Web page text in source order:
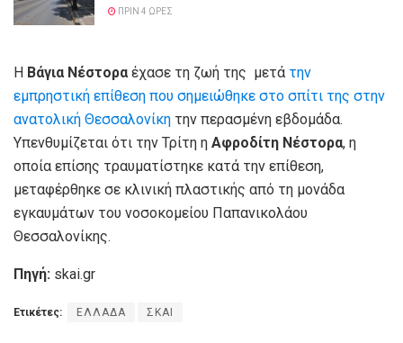
ΠΡΙΝ 4 ΏΡΕΣ
Η Βάγια Νέστορα έχασε τη ζωή της μετά την
εμπρηστική επίθεση που σημειώθηκε στο σπίτι της στην
ανατολική Θεσσαλονίκη την περασμένη εβδομάδα.
Υπενθυμίζεται ότι την Τρίτη η Αφροδίτη Νέστορα, η
οποία επίσης τραυματίστηκε κατά την επίθεση,
μεταφέρθηκε σε κλινική πλαστικής από τη μονάδα
εγκαυμάτων του νοσοκομείου Παπανικολάου
Θεσσαλονίκης.
Πηγή: skai.gr
Ετικέτες: ΕΛΛΑΔΑ ΣΚΑΙ